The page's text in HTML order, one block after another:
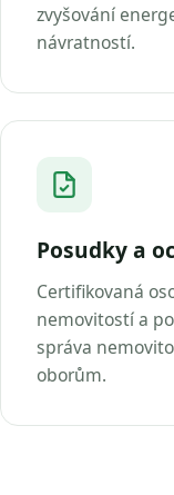
zvyšování
návratností.
Posudky a
Certifikovaná
nemovitostí a
správa
oborům.